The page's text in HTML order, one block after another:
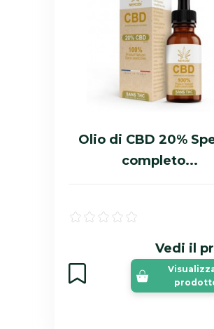
Olio di CBD 20%
completo...
Vedi il